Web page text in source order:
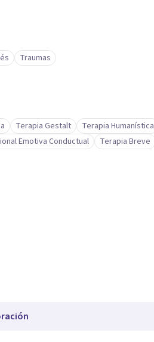
Traumas
Terapia Gestalt
Terapia Humanística
Emotiva Conductual Terapia Breve